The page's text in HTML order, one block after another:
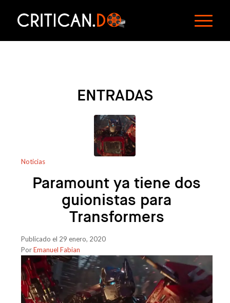
ENTRADAS
Noticias
Paramount ya tiene dos
guionistas para
Transformers
Publicado el 29 enero, 2020
PorEmanuel Fabian